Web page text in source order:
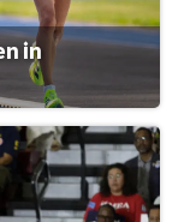
in